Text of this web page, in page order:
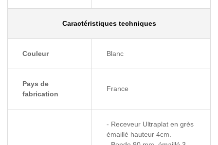
Caractéristiques techniques
Couleur Blanc
Pays de
fabrication
France
- Receveur Ultraplat en grès
émaillé hauteur 4cm.